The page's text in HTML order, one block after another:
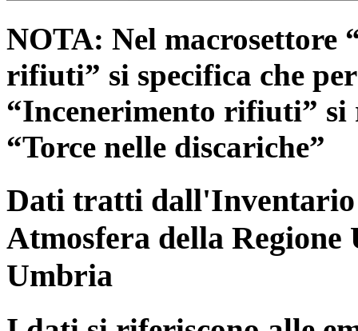
NOTA: Nel macrosettore
rifiuti” si specifica che
“Incenerimento rifiuti”
“Torce nelle discariche”
Dati tratti dall'Inventario
Atmosfera della
Umbria